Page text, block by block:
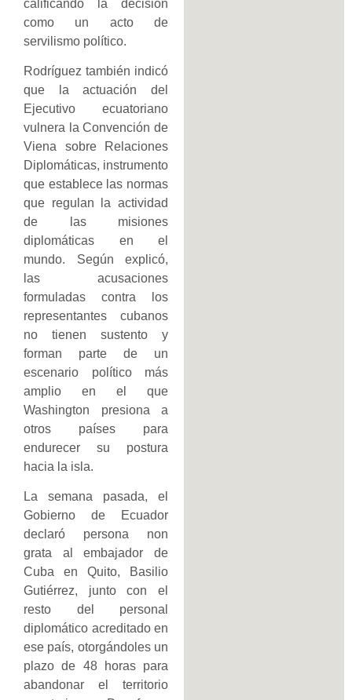
calificando la decisión
como un acto de
servilismo político.
Rodríguez también indicó
que la actuación del
Ejecutivo ecuatoriano
vulnera la Convención de
Viena sobre Relaciones
Diplomáticas, instrumento
que establece las normas
que regulan la actividad
de las misiones
diplomáticas en el
mundo. Según explicó,
las acusaciones
formuladas contra los
representantes cubanos
no tienen sustento y
forman parte de un
escenario político más
amplio en el que
Washington presiona a
otros países para
endurecer su postura
hacia la isla.
La semana pasada, el
Gobierno de Ecuador
declaró persona non
grata al embajador de
Cuba en Quito, Basilio
Gutiérrez, junto con el
resto del personal
diplomático acreditado en
ese país, otorgándoles un
plazo de 48 horas para
abandonar el territorio